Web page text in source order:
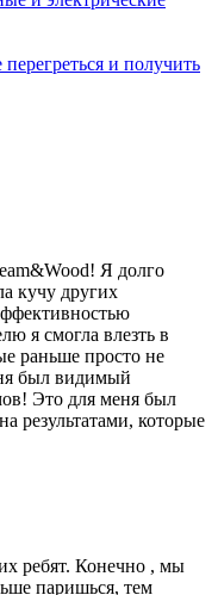
и получить
Я долго
кучу других
я смогла влезть в
раньше просто не
был видимый
Это для меня был
результатами, которые
ребят. Конечно , мы
паришься, тем